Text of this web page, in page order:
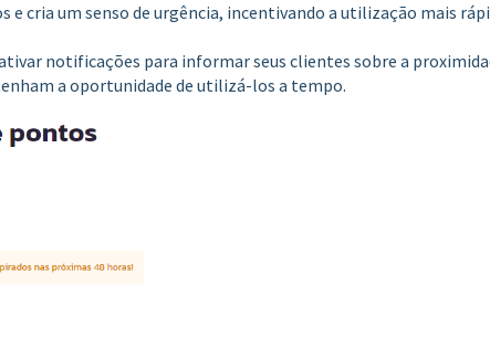
e cria um senso de urgência, incentivando a utilização mais
notificações para informar seus clientes sobre a
a oportunidade de utilizá-los a tempo.